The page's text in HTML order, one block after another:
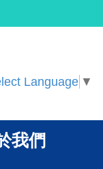
Language ▼
我們